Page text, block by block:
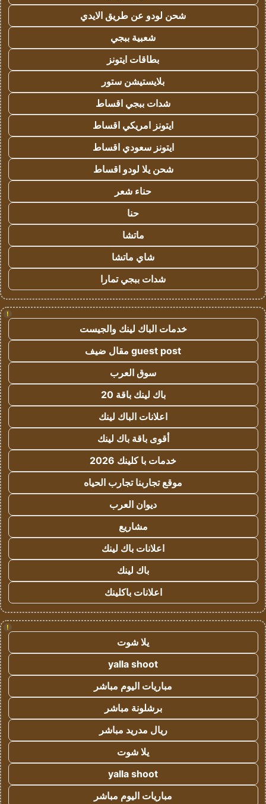
شحن لودو عن طريق الايدي
شعبية ببجي
بطاقات ايتونز
بلايستيشن ستور
شدات ببجي اقساط
ايتونز امريكي اقساط
ايتونز سعودي اقساط
شحن يلا لودو اقساط
حناء شعر
حنا
ماتشا
شاي ماتشا
شدات ببجي تمارا
!
خدمات الباك لينك والجيست
guest post مقال ضيف
سوق العرب
باك لينك باقة 20
اعلانات الباك لينك
أقوى باقة باك لينك
خدمات با كلينك 2026
موقع تجاربنا تجارب الحياه
ديوان العرب
مشاريع
اعلانات باك لينك
باك لينك
اعلانات باكلينك
!
يلا شوت
yalla shoot
مباريات اليوم مباشر
برشلونة مباشر
ريال مدريد مباشر
يلا شوت
yalla shoot
مباريات اليوم مباشر